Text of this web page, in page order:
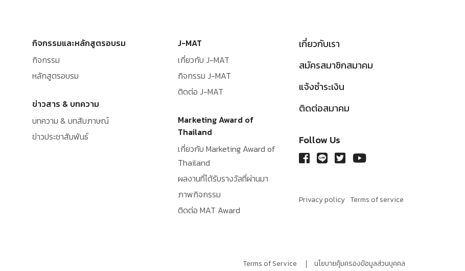
กิจกรรมและหลักสูตรอบรม
กิจกรรม
หลักสูตรอบรม
ข่าวสาร & บทความ
บทความ & บทสัมภาษณ์
ข่าวประชาสัมพันธ์
J-MAT
เกี่ยวกับ J-MAT
กิจกรรม J-MAT
ติดต่อ J-MAT
Marketing Award of
Thailand
เกี่ยวกับ Marketing Award of
Thailand
ผลงานที่ได้รับรางวัลที่ผ่านมา
ภาพกิจกรรม
ติดต่อ MAT Award
เกี่ยวกับเรา
สมัครสมาชิกสมาคม
แจ้งชำระเงิน
ติดต่อสมาคม
Follow Us
Privacy policy Terms of service
Terms of Service นโยบายคุ้มครองข้อมูลส่วนบุคคล